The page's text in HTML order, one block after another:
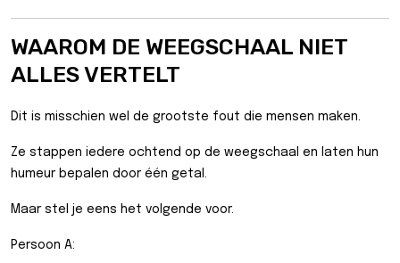
WAAROM DE WEEGSCHAAL NIET
ALLES VERTELT
Dit is misschien wel de grootste fout die mensen maken.
Ze stappen iedere ochtend op de weegschaal en laten hun
humeur bepalen door één getal.
Maar stel je eens het volgende voor.
Persoon A: